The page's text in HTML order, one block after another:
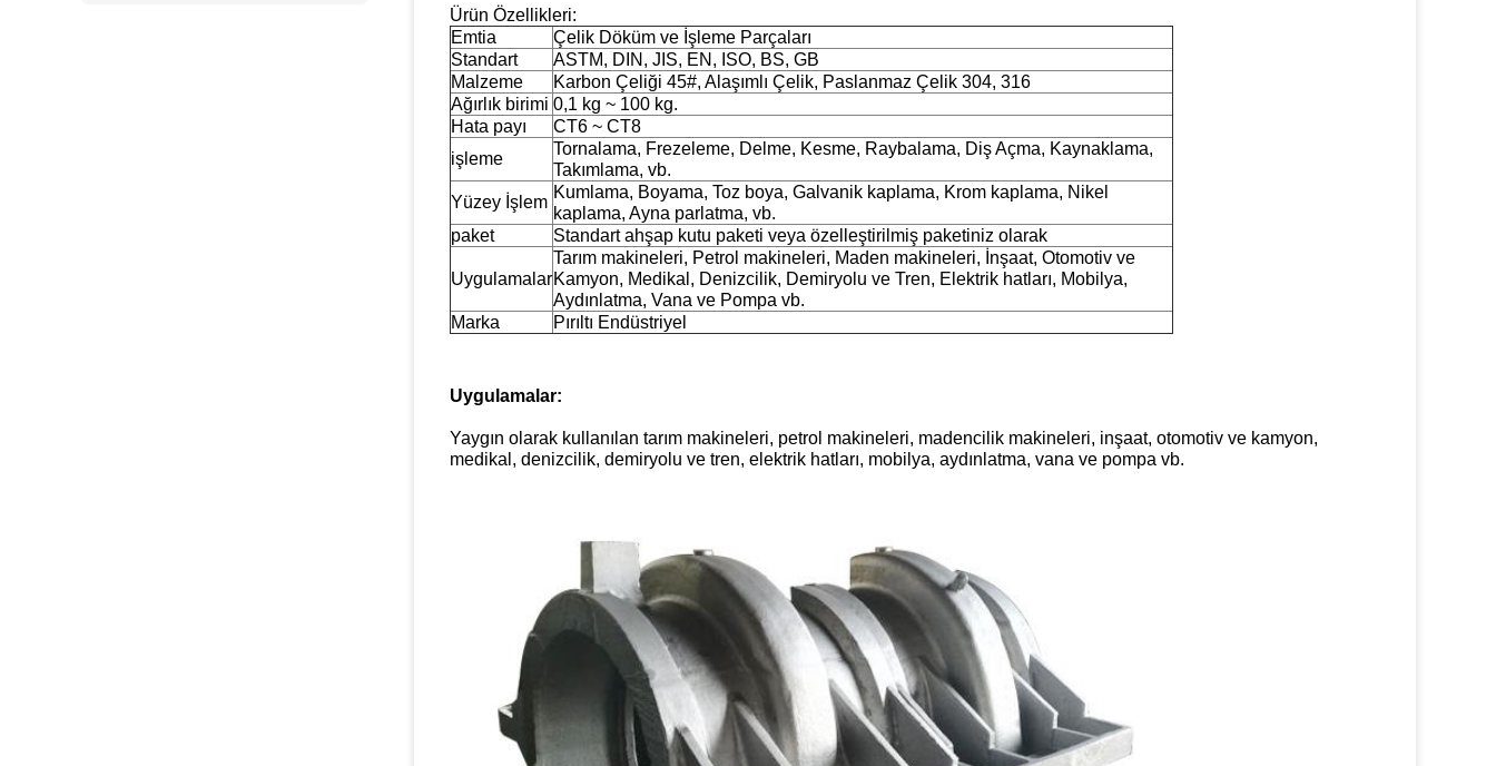
Ürün Özellikleri:
Emtia
Çelik Döküm ve İşleme Parçaları
Standart
ASTM, DIN, JIS, EN, ISO, BS, GB
Malzeme
Karbon Çeliği 45#, Alaşımlı Çelik, Paslanmaz Çelik 304, 316
Ağırlık birimi 0,1 kg ~ 100 kg.
Hata payı
CT6 ~ CT8
işleme
Tornalama, Frezeleme, Delme, Kesme, Raybalama, Diş Açma, Kaynaklama,
Takımlama, vb.
Yüzey İşlem
Kumlama, Boyama, Toz boya, Galvanik kaplama, Krom kaplama, Nikel
kaplama, Ayna parlatma, vb.
paket
Standart ahşap kutu paketi veya özelleştirilmiş paketiniz olarak
Uygulamalar
Tarım makineleri, Petrol makineleri, Maden makineleri, İnşaat, Otomotiv ve
Kamyon, Medikal, Denizcilik, Demiryolu ve Tren, Elektrik hatları, Mobilya,
Aydınlatma, Vana ve Pompa vb.
Marka
Pırıltı Endüstriyel
Uygulamalar:
Yaygın olarak kullanılan tarım makineleri, petrol makineleri, madencilik makineleri, inşaat, otomotiv ve kamyon,
medikal, denizcilik, demiryolu ve tren, elektrik hatları, mobilya, aydınlatma, vana ve pompa vb.